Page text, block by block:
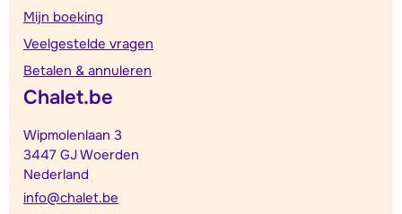
Mijn boeking
Veelgestelde vragen
Betalen & annuleren
Chalet.be
Wipmolenlaan 3
3447 GJ Woerden
Nederland
info@chalet.be